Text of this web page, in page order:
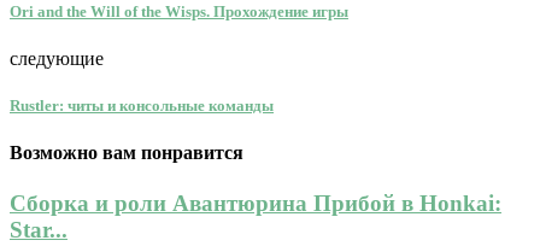
Ori and the Will of the Wisps. Прохождение игры
следующие
Rustler: читы и консольные команды
Возможно вам понравится
Сборка и роли Авантюрина Прибой в Honkai:
Star...